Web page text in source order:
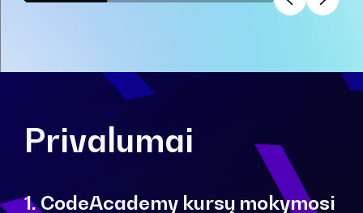
Privalumai
1. CodeAcademy kursų mokymosi